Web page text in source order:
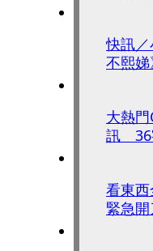
快訊
不熙
大熱
訊 36
看東
緊急